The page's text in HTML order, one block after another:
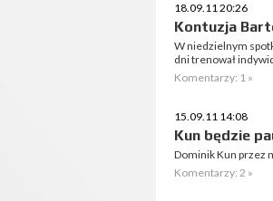
18.09.11 20:26
Kontuzja
W niedzielnym
dni trenował
Komentarzy: 1 »
15.09.11 14:08
Kun będzie
Dominik Kun przez
Komentarzy: 2 »